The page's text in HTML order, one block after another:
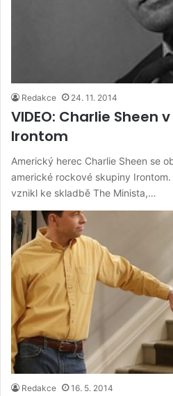
Redakce 24. 11. 2014
VIDEO: Charlie Sheen
Irontom
Americký herec Charlie Sheen se
americké rockové skupiny
vznikl ke skladbě The Minista,…
Redakce 16. 5. 2014